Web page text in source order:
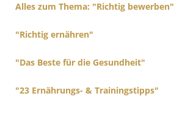
Alles zum Thema: "Richtig bewerben"
"Richtig ernähren"
"Das Beste für die Gesundheit"
"23 Ernährungs- & Trainingstipps"